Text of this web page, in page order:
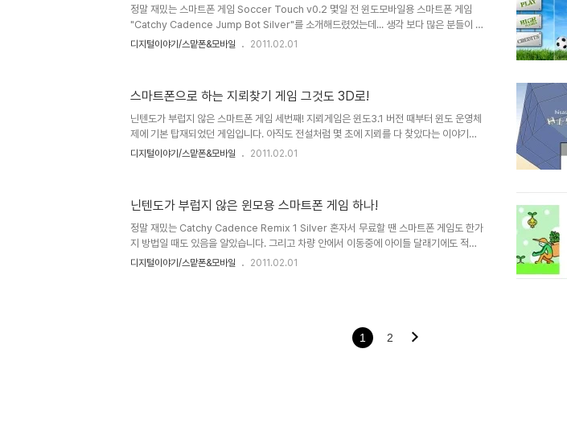
는 간단한 소품 같은 게임입니다. 비슷한 류의 게임어플들이 아이폰을 비롯해 노키아의 심..
정말 재밌는 스마트폰 게임 Soccer Touch v0.2 몇일 전 윈도모바일용 스마트폰 게임
"Catchy Cadence Jump Bot Silver"를 소개해드렸었는데... 생각 보다 많은 분들이 보
셨던 것 같습니다. 닌텐도의 리듬게임과 비교해도 부족하지 않을 만큼 재미?있다고 개인적
지만, 정말 재밌는 게임입니다. 더우기 용량도 작고 공개된 것이기 때문에 자유롭게 즐기실
수 있을 겁니다. -역시 WM계열에서 가능한 게임입니다.-..
디지털이야기/스맡폰&모바일 2011.02.01
스마트폰으로 하는 지뢰찾기 게임 그것도 3D로!
닌텐도가 부럽지 않은 스마트폰 게임 세번째! 지뢰게임은 윈도3.1 버전 때부터 윈도 운영체
제에 기본 탑재되었던 게임입니다. 아직도 전설처럼 몇 초에 지뢰를 다 찾았다는 이야기가
회자되는 경우가 종종 있을 정도로 좋아 했던 분들은 꽤 재밌게 즐겼던 게임으로 기억됩니
습니다. 게임화면의 구성은 아래의 이미지 처럼 난이도 및 여러가지 형태로 게임을 하는 사
용자가 임의로 선택할 수 있습니다. ▲ 게임 난이도 조절 선택 ▲ 게임 3D형태 선택 ▲ 게..
디지털이야기/스맡폰&모바일 2011.02.01
닌텐도가 부럽지 않은 윈모용 스마트폰 게임 하나!
정말 재밌는 Catchy Cadence Remix 1 Silver 혼자서 무료할 땐 스마트폰 게임도 한가
지 방법일 때도 있음을 알았습니다. 그리고 차량 안에서 이동중에 아이들 달래기에도 적격
입니다. ^^b 아이들이 가지고 있는 닌텐도 게임 못지 않은 스마트폰들의 게임 중 한가지를
들껜 위로가 될수도 있는 아주 적격의 게임이라고 생각합니다. ^^ ▲ 닌텐도..
디지털이야기/스맡폰&모바일 2011.02.01
1 2